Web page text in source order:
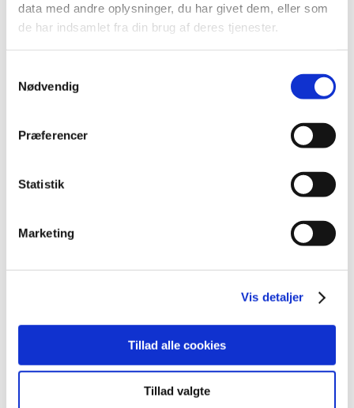
data med andre oplysninger, du har givet dem, eller som
de har indsamlet fra din brug af deres tjenester.
Nødvendig
Præferencer
Statistik
Marketing
Vis detaljer
Tillad alle cookies
Tillad valgte
June (1)
May (1)
April (2)
February (1)
2021 (44)
2019 (20)
2017 (48)
2013 (3)